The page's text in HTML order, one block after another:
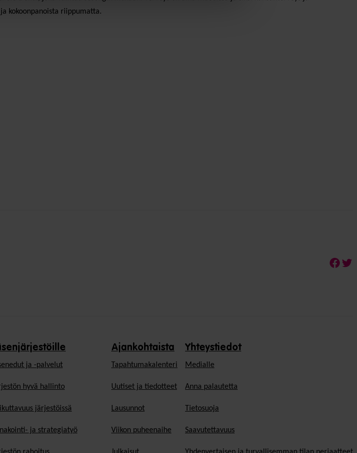
kokoonpanoista riippumatta.
ja -palvelut
hyvä hallinto
järjestöissä
ja strategiatyö
Ajankohtaista
Tapahtumakalenteri
Uutiset ja tiedotteet
Lausunnot
Viikon puheenaihe
Yhteystiedot
Medialle
Anna palautetta
Tietosuoja
Saavutettavuus